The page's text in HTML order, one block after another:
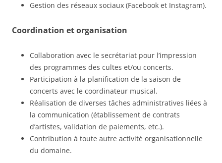
Gestion des réseaux sociaux (Facebook et Instagram).
Coordination et organisation
Collaboration avec le secrétariat pour l’impression
des programmes des cultes et/ou concerts.
Participation à la planification de la saison de
concerts avec le coordinateur musical.
Réalisation de diverses tâches administratives liées à
la communication (établissement de contrats
d’artistes, validation de paiements, etc.).
Contribution à toute autre activité organisationnelle
du domaine.